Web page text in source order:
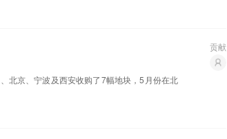
北京、宁波及西安收购了7幅地块，5月份在北
贡献